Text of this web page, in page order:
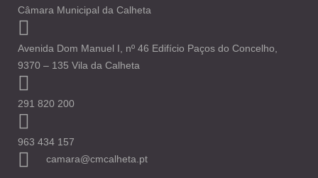
Câmara Municipal da Calheta
Avenida Dom Manuel I, nº 46 Edifício Paços do Concelho,
9370 – 135 Vila da Calheta
291 820 200
963 434 157
camara@cmcalheta.pt